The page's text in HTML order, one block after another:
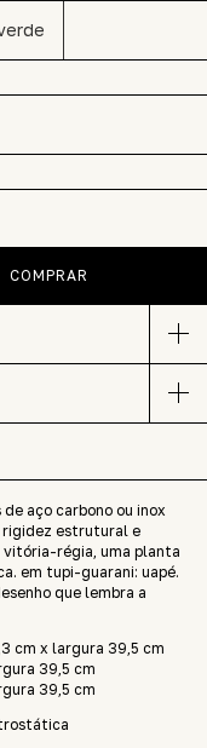
aço carbono ou inox
rigidez estrutural e
vitória-régia, uma planta
em tupi-guarani: uapé.
que lembra a
cm x largura 39,5 cm
39,5 cm
39,5 cm